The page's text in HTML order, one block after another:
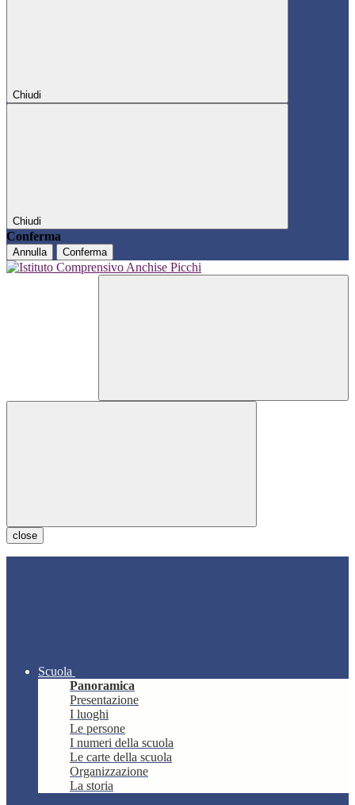
Chiudi
Chiudi
Conferma
Annulla Conferma
close
Scuola
Panoramica
Presentazione
I luoghi
Le persone
I numeri della scuola
Le carte della scuola
Organizzazione
La storia